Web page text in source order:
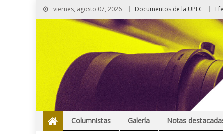
viernes, agosto 07, 2026 Documentos de la UPEC
Columnistas Galería Notas